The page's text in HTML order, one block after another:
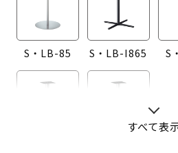
S・LB-85 S・LB-I865 S
すべて表